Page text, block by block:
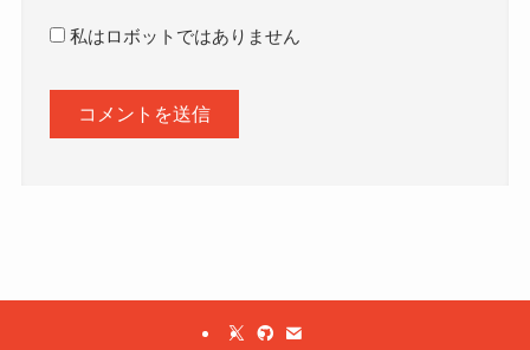
私はロボットではありません